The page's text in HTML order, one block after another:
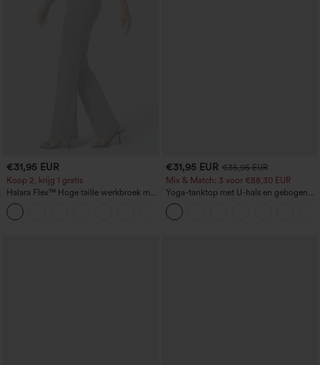
€31,95 EUR
Koop 2, krijg 1 gratis
Halara Flex™ Hoge taille werkbroek met
achterzak en licht uitlopende pijpen
€31,95 EUR €35,95 EUR
Mix & Match: 3 voor €88,30 EUR
Yoga-tanktop met U-hals en gebogen
zoom, InstantCool - UPF50+